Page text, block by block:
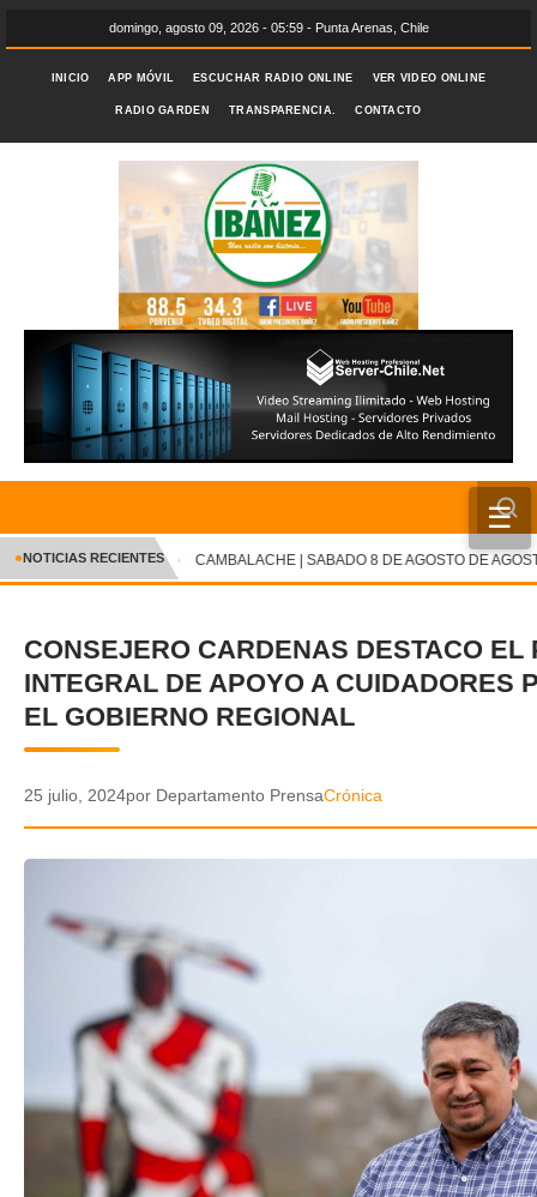
domingo, agosto 09, 2026 - 05:59 - Punta Arenas, Chile
INICIO APP MÓVIL ESCUCHAR RADIO ONLINE VER VIDEO ONLINE
RADIO GARDEN TRANSPARENCIA. CONTACTO
☰
INICIO
CRÓNICA
DEPORTES
ENTRETENIMIENTO Y CULTURA
VIDEOS
GALERIA DE FOTOS
APP MÓVIL
TRANSPARENCIA
✕
●NOTICIAS RECIENTES CAMBALACHE | SABADO 8 DE AGOSTO DE
CONSEJERO CARDENAS DESTACO EL
INTEGRAL DE APOYO A CUIDADORES
EL GOBIERNO REGIONAL
25 julio, 2024por Departamento PrensaCrónica